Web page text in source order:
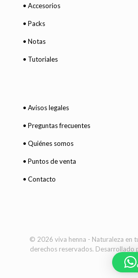
• Accesorios
• Packs
• Notas
• Tutoriales
• Avisos legales
• Preguntas frecuentes
• Quiénes somos
• Puntos de venta
• Contacto
© 2026 viva henna - Naturaleza en
derechos reservados. Desarrollado